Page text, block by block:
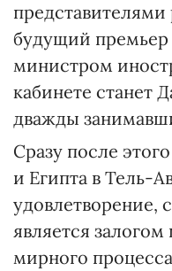
представителями
будущий
министром
кабинете станет
дважды
Сразу после
и Египта в Тель-
удовлетворение,
является
мирного